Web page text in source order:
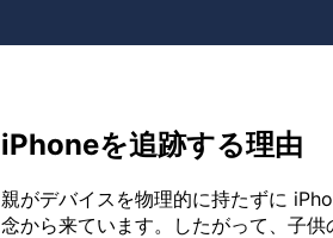
iPhoneを追跡する理由
親がデバイスを物理的に持たずに
念から来ています。したがって、子